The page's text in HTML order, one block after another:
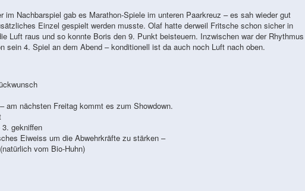
im Nachbarspiel gab es Marathon-Spiele im unteren Paarkreuz – es sah wieder gut
Einzel gespielt werden musste. Olaf hatte derweil Fritsche schon sicher in
Luft raus und so konnte Boris den 9. Punkt beisteuern. Inzwischen war der Rhythmus
sein 4. Spiel an dem Abend – konditionell ist da auch noch Luft nach oben.
am nächsten Freitag kommt es zum Showdown.
gekniffen
Eiweiss um die Abwehrkräfte zu stärken –
vom Bio-Huhn)